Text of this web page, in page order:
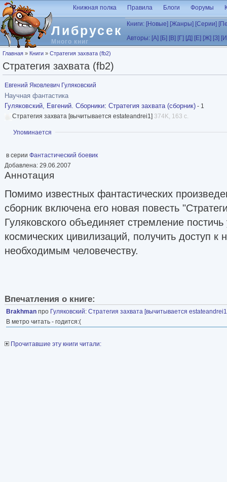
Перейти к основному содержанию
Либрусек
Много книг
Книжная полка Правила Блоги Форумы
Книги: [Новые] [Жанры] [Серии]
Авторы: [А] [Б] [В] [Г] [Д] [Е] [Ж] [З]
Вы здесь
Главная » Книги » Стратегия захвата (fb2)
Стратегия захвата (fb2)
Евгений Яковлевич Гуляковский
Научная фантастика
Гуляковский, Евгений. Сборники: Стратегия захвата (сборник) - 1
Стратегия захвата [вычитывается estateandrei1] 374K, 163 с.
Показать
Упоминается
в серии Фантастический боевик
Добавлена: 29.06.2007
Аннотация
Помимо известных фантастических
сборник включена его новая повесть
Гуляковского объединяет стремление
космических цивилизаций, получить доступ к
необходимым человечеству.
Впечатления о книге:
Brakhman про Гуляковский: Стратегия захвата [вычитывается
В метро читать - годится:(
Прочитавшие эту книги читали: